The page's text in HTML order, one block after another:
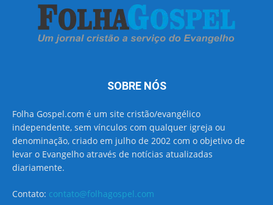
SOBRE NÓS
Folha Gospel.com é um site cristão/evangélico
independente, sem vínculos com qualquer igreja ou
denominação, criado em julho de 2002 com o objetivo de
levar o Evangelho através de notícias atualizadas
diariamente.
Contato: contato@folhagospel.com